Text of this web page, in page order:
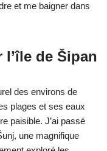
et me baigner dans
de Šipan
des environs de
plages et ses eaux
paisible. J’ai passé
une magnifique